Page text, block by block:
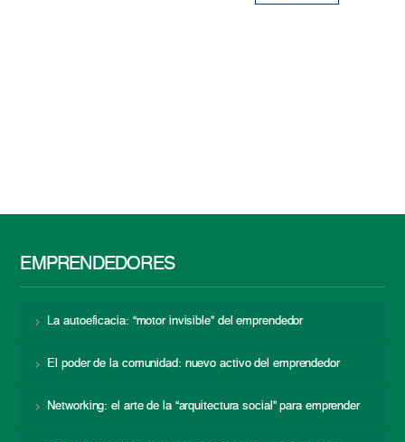
EMPRENDEDORES
La autoeficacia: “motor invisible” del emprendedor
El poder de la comunidad: nuevo activo del emprendedor
Networking: el arte de la “arquitectura social” para emprender